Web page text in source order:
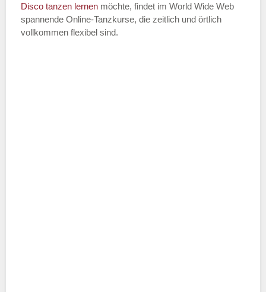
Name der Tanzschule
Disco tanzen lernen möchte, findet im World Wide Web
spannende Online-Tanzkurse, die zeitlich und örtlich
vollkommen flexibel sind.